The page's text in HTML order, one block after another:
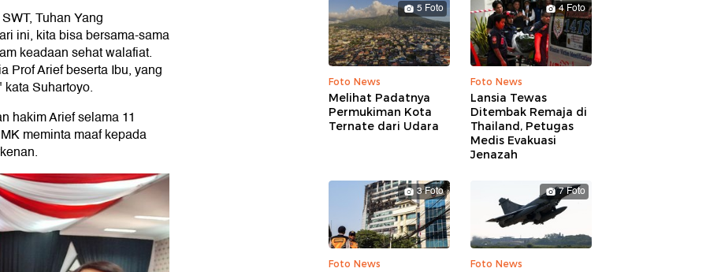
Tuhan Yang
ini, kita bisa bersama-sama
keadaan sehat walafiat.
Prof Arief beserta Ibu, yang
Suhartoyo.
hakim Arief selama 11
meminta maaf kepada
5 Foto
Foto News
Melihat Padatnya
Permukiman Kota
Ternate dari Udara
4 Foto
Foto News
Lansia Tewas
Ditembak Remaja di
Thailand, Petugas
Medis Evakuasi
Jenazah
3 Foto
Foto News
7 Foto
Foto News